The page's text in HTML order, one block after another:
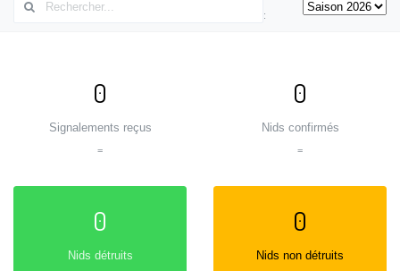
:
0
Signalements reçus
=
0
Nids confirmés
=
0
Nids détruits
0
Nids non détruits